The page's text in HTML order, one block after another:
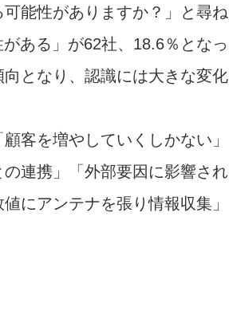
能性がありますか？」と尋
ある」が62社、18.6％となっ
となり、認識には大きな変
客を増やしていくしかない」
連携」「外部要因に影響さ
にアンテナを張り情報収集